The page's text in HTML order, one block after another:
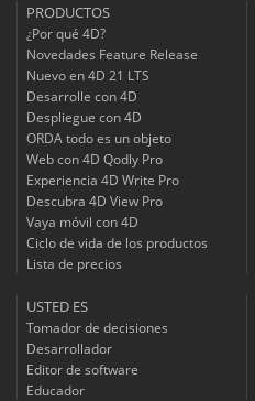
PRODUCTOS
¿Por qué 4D?
Novedades Feature Release
Nuevo en 4D 21 LTS
Desarrolle con 4D
Despliegue con 4D
ORDA todo es un objeto
Web con 4D Qodly Pro
Experiencia 4D Write Pro
Descubra 4D View Pro
Vaya móvil con 4D
Ciclo de vida de los productos
Lista de precios
USTED ES
Tomador de decisiones
Desarrollador
Editor de software
Educador